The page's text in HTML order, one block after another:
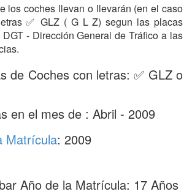
los coches llevan o llevarán (en el caso
✅ GLZ ( G L Z) segun las placas
- Dirección General de Tráfico a las
de Coches con letras: ✅ GLZ o
en el mes de : Abril - 2009
Matrícula: 2009
Año de la Matrícula: 17 Años